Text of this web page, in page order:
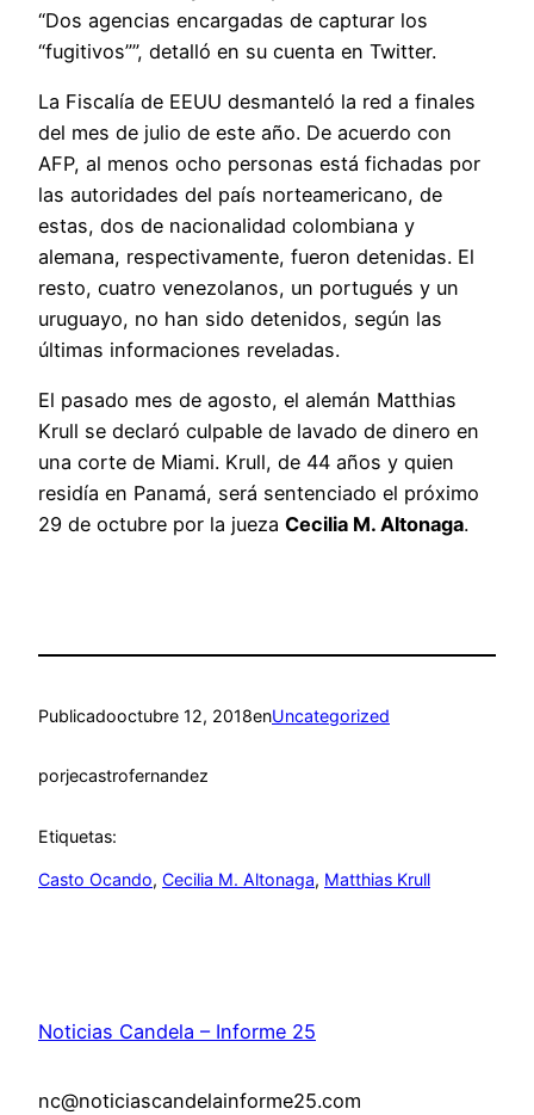
“Dos agencias encargadas de capturar los
“fugitivos””, detalló en su cuenta en Twitter.
La Fiscalía de EEUU desmanteló la red a finales
del mes de julio de este año. De acuerdo con
AFP, al menos ocho personas está fichadas por
las autoridades del país norteamericano, de
estas, dos de nacionalidad colombiana y
alemana, respectivamente, fueron detenidas. El
resto, cuatro venezolanos, un portugués y un
uruguayo, no han sido detenidos, según las
últimas informaciones reveladas.
El pasado mes de agosto, el alemán Matthias
Krull se declaró culpable de lavado de dinero en
una corte de Miami. Krull, de 44 años y quien
residía en Panamá, será sentenciado el próximo
29 de octubre por la jueza Cecilia M. Altonaga.
Publicadooctubre 12, 2018enUncategorized
porjecastrofernandez
Etiquetas:
Casto Ocando, Cecilia M. Altonaga, Matthias Krull
Noticias Candela – Informe 25
nc@noticiascandelainforme25.com